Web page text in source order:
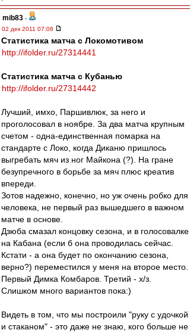
mib83 -
02 дек 2011 07:08
Статистика матча с Локомотивом
http://ifolder.ru/27314441
Статистика матча с Кубанью
http://ifolder.ru/27314442
Лучший, имхо, Паршивлюк, за него и
проголосовал в ноябре. За два матча крупным
счетом - одна-единственная помарка на
стандарте с Локо, когда Диканю пришлось
выгребать мяч из ног Майкона (?). На гране
безупречного в борьбе за мяч плюс креатив
впереди.
Зотов надежно, конечно, но уж очень робко для
человека, не первый раз вышедшего в важном
матче в основе.
Дзюба смазал концовку сезона, и в голосовалке
на Кабана (если б она проводилась сейчас.
Кстати - а она будет по окончанию сезона,
верно?) переместился у меня на второе место.
Первый Димка Комбаров. Третий - х/з.
Слишком много вариантов пока:)
Видеть в том, что мы построили "руку с удочкой
и стаканом" - это даже не знаю, кого больше не